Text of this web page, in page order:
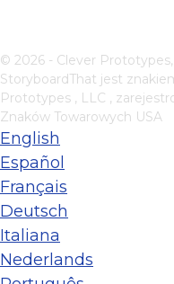
© 2026 - Clever
StoryboardThat jest
Prototypes , LLC ,
Znaków Towarowych USA
English
Español
Français
Deutsch
Italiana
Nederlands